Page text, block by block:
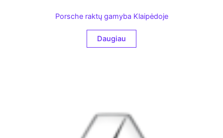
Porsche raktų gamyba Klaipėdoje
Daugiau